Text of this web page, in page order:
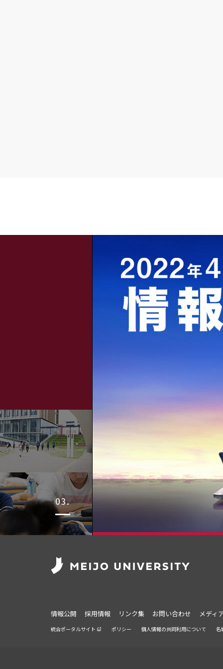
情報公開 採用情報 リンク集 お問い合わせ メディ
統合ポータルサイト ポリシー 個人情報の共同利用について 名